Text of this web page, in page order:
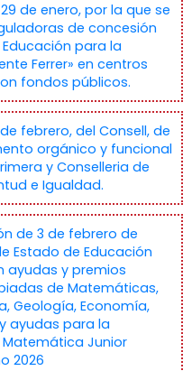
29 de enero, por la que se
de concesión
para la
Ferrer» en centros
fondos públicos.
de febrero, del Consell, de
orgánico y funcional
y Conselleria de
e Igualdad.
de 3 de febrero de
Estado de Educación
ayudas y premios
de Matemáticas,
Geología, Economía,
ayudas para la
Junior
2026